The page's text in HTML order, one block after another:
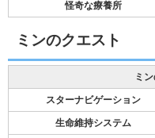
怪奇な療養所
ミンのクエスト
ミ
スターナビゲーション
生命維持システム